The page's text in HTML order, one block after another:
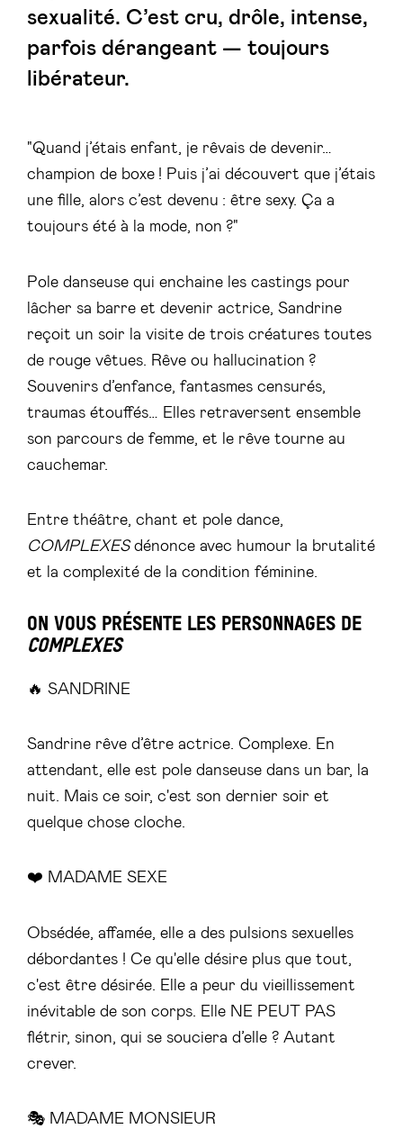
sexualité. C’est cru, drôle, intense,
parfois dérangeant — toujours
libérateur.
"Quand j’étais enfant, je rêvais de devenir…
champion de boxe ! Puis j’ai découvert que j’étais
une fille, alors c’est devenu : être sexy. Ça a
toujours été à la mode, non ?"
Pole danseuse qui enchaine les castings pour
lâcher sa barre et devenir actrice, Sandrine
reçoit un soir la visite de trois créatures toutes
de rouge vêtues. Rêve ou hallucination ?
Souvenirs d’enfance, fantasmes censurés,
traumas étouffés… Elles retraversent ensemble
son parcours de femme, et le rêve tourne au
cauchemar.
Entre théâtre, chant et pole dance,
COMPLEXESdénonce avec humour la brutalité
et la complexité de la condition féminine.
ON VOUS PRÉSENTE LES PERSONNAGES DE
COMPLEXES
🔥 SANDRINE
Sandrine rêve d’être actrice. Complexe. En
attendant, elle est pole danseuse dans un bar, la
nuit. Mais ce soir, c'est son dernier soir et
quelque chose cloche.
❤️ MADAME SEXE
Obsédée, affamée, elle a des pulsions sexuelles
débordantes ! Ce qu'elle désire plus que tout,
c'est être désirée. Elle a peur du vieillissement
inévitable de son corps. Elle NE PEUT PAS
flétrir, sinon, qui se souciera d’elle ? Autant
crever.
🎭 MADAME MONSIEUR